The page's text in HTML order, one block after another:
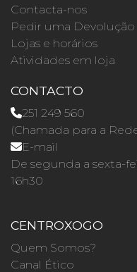
Contacta-nos
Pedir uma Devolução
Lojas e horários
Atividades em loja
CONTACTO
251 249 560
(Chamada para a
E-mail
De segunda a sexta-
16h30
CENTROXOGO
Quem Somos?
Canal Ético